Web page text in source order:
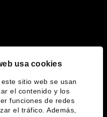
usa cookies
sitio web se usan
el contenido y los
funciones de redes
el tráfico. Además,